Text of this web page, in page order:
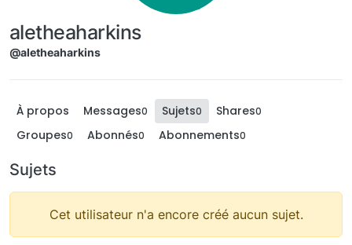
aletheaharkins
@aletheaharkins
À propos Messages0 Sujets0 Shares0
Groupes0 Abonnés0 Abonnements0
Sujets
Cet utilisateur n'a encore créé aucun sujet.